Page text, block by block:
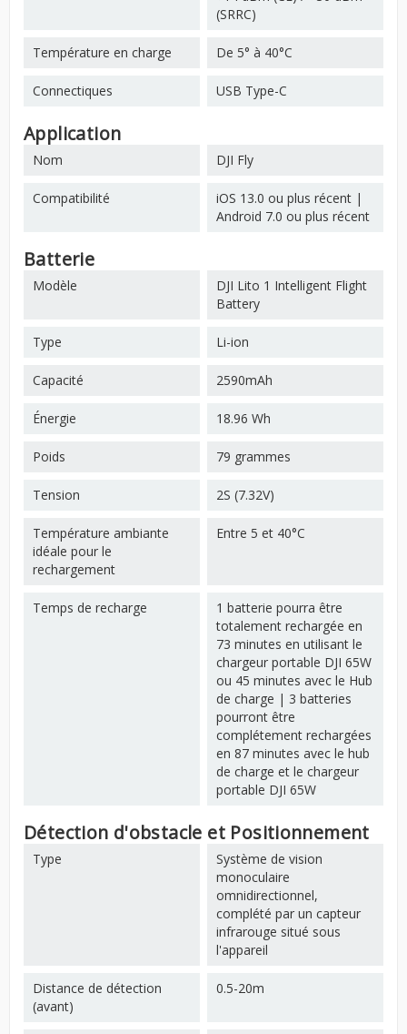
(SRRC)
Température en charge De 5° à 40°C
Connectiques USB Type-C
Application
Nom DJI Fly
Compatibilité
iOS 13.0 ou plus récent |
Android 7.0 ou plus récent
Batterie
Modèle
DJI Lito 1 Intelligent Flight
Battery
Type Li-ion
Capacité 2590mAh
Énergie 18.96 Wh
Poids 79 grammes
Tension 2S (7.32V)
Température ambiante
idéale pour le
rechargement
Entre 5 et 40°C
Temps de recharge
1 batterie pourra être
totalement rechargée en
73 minutes en utilisant le
chargeur portable DJI 65W
ou 45 minutes avec le Hub
de charge | 3 batteries
pourront être
complétement rechargées
en 87 minutes avec le hub
de charge et le chargeur
portable DJI 65W
Détection d'obstacle et Positionnement
Type
Système de vision
monoculaire
omnidirectionnel,
complété par un capteur
infrarouge situé sous
l'appareil
Distance de détection
(avant)
0.5-20m